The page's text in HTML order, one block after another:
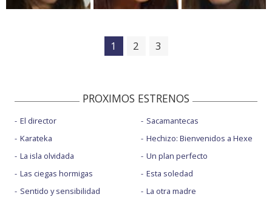
1 2 3
PROXIMOS ESTRENOS
El director
Karateka
La isla olvidada
Las ciegas hormigas
Sentido y sensibilidad
Sacamantecas
Hechizo: Bienvenidos a Hexe
Un plan perfecto
Esta soledad
La otra madre